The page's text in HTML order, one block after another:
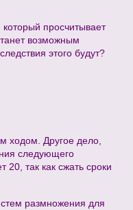
просчитывает
возможным
этого будут?
ходом. Другое дело,
следующего
20, так как сжать сроки
размножения для